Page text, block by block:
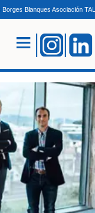
Borges Blanques Asociación